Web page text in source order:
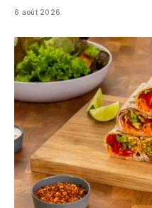
6 août 2026
© DR